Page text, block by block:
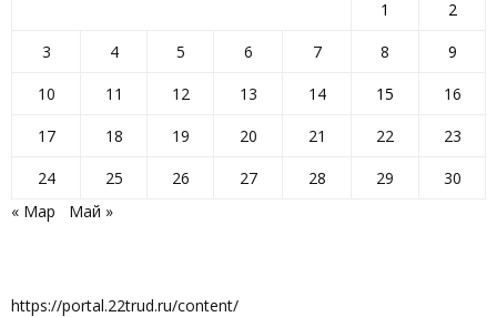
1
2
3
4 5 6 7 8
9
10
11 12 13 14 15
16
17
18 19 20 21 22
23
24
25 26 27 28 29
30
« Мар
Май »
https://portal.22trud.ru/content/